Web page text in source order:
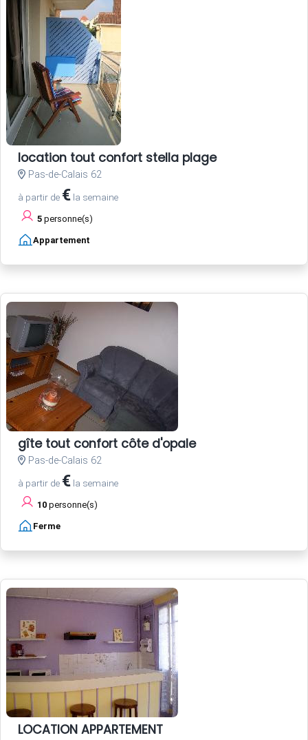
location tout confort stella plage
Pas-de-Calais 62
à partir de € la semaine
5 personne(s)
Appartement
gîte tout confort côte d'opale
Pas-de-Calais 62
à partir de € la semaine
10 personne(s)
Ferme
LOCATION APPARTEMENT